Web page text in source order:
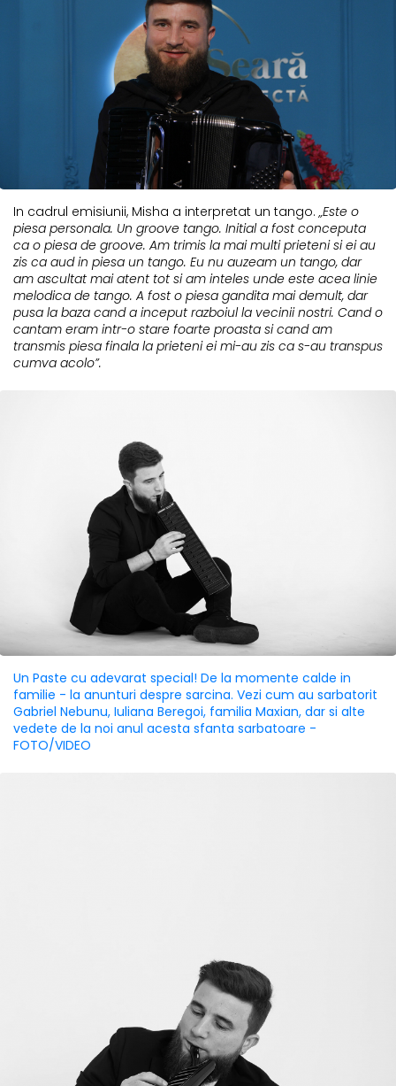
In cadrul emisiunii, Misha a interpretat un tango. „Este o
piesa personala. Un groove tango. Initial a fost conceputa
ca o piesa de groove. Am trimis la mai multi prieteni si ei au
zis ca aud in piesa un tango. Eu nu auzeam un tango, dar
am ascultat mai atent tot si am inteles unde este acea linie
melodica de tango. A fost o piesa gandita mai demult, dar
pusa la baza cand a inceput razboiul la vecinii nostri. Cand o
cantam eram intr-o stare foarte proasta si cand am
transmis piesa finala la prieteni ei mi-au zis ca s-au transpus
cumva acolo”.
Un Paste cu adevarat special! De la momente calde in
familie - la anunturi despre sarcina. Vezi cum au sarbatorit
Gabriel Nebunu, Iuliana Beregoi, familia Maxian, dar si alte
vedete de la noi anul acesta sfanta sarbatoare -
FOTO/VIDEO